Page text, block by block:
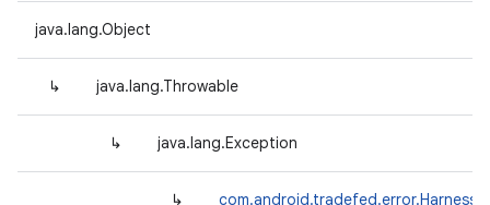
java.lang.Object
↳ java.lang.Throwable
↳ java.lang.Exception
↳